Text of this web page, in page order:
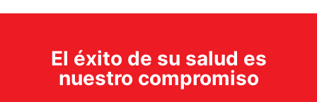
El éxito de su salud es
nuestro compromiso